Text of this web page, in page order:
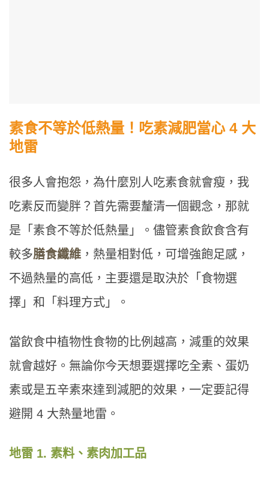
素食不等於低熱量！吃素減肥當心 4 大
地雷
很多人會抱怨，為什麼別人吃素食就會瘦，我
吃素反而變胖？首先需要釐清一個觀念，那就
是「素食不等於低熱量」。儘管素食飲食含有
較多膳食纖維 ，熱量相對低，可增強飽足感，
不過熱量的高低，主要還是取決於「食物選
擇」和「料理方式」。
當飲食中植物性食物的比例越高，減重的效果
就會越好。無論你今天想要選擇吃全素、蛋奶
素或是五辛素來達到減肥的效果，一定要記得
避開 4 大熱量地雷。
地雷 1. 素料、素肉加工品